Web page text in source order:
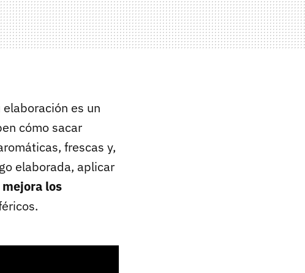
es un
cómo sacar
frescas y,
elaborada, aplicar
mejora los